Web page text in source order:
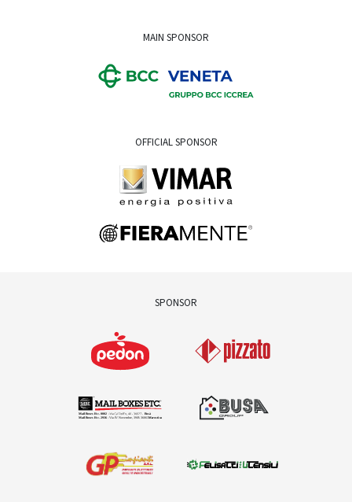
MAIN SPONSOR
OFFICIAL SPONSOR
SPONSOR